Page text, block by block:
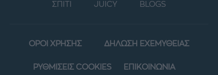
ΣΠΙΤΙ JUICY BLOGS
ΟΡΟΙ ΧΡΗΣΗΣ ΔΗΛΩΣΗ ΕΧΕΜΥΘΕΙΑΣ
ΡΥΘΜΙΣΕΙΣ COOKIES ΕΠΙΚΟΙΝΩΝΙΑ